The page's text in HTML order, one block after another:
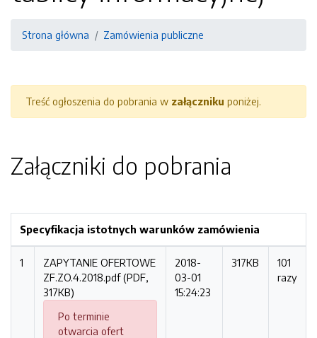
Strona główna Zamówienia publiczne
Treść ogłoszenia do pobrania w załączniku poniżej.
Załączniki do pobrania
Specyfikacja istotnych warunków zamówienia
1
ZAPYTANIE OFERTOWE
ZF.ZO.4.2018.pdf (PDF,
317KB)
Po terminie
otwarcia ofert
2018-
03-01
15:24:23
317KB
101
razy